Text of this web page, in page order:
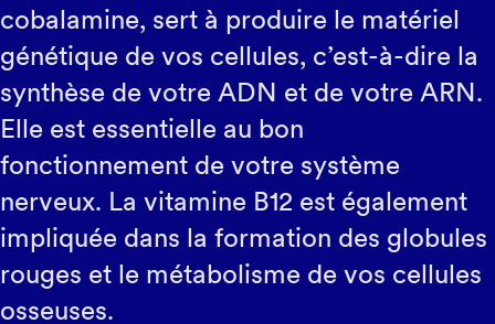
cobalamine, sert à produire le matériel
génétique de vos cellules, c’est-à-dire la
synthèse de votre ADN et de votre ARN.
Elle est essentielle au bon
fonctionnement de votre système
nerveux. La vitamine B12 est également
impliquée dans la formation des globules
rouges et le métabolisme de vos cellules
osseuses.